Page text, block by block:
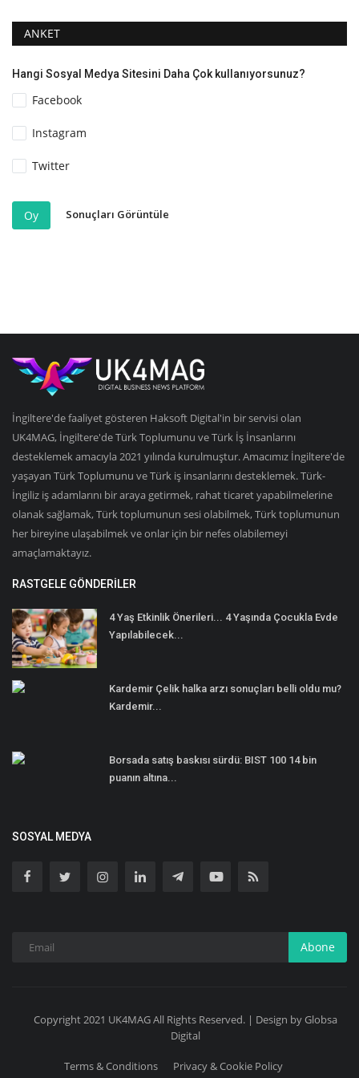
ANKET
Hangi Sosyal Medya Sitesini Daha Çok kullanıyorsunuz?
Facebook
Instagram
Twitter
Oy Sonuçları Görüntüle
İngiltere'de faaliyet gösteren Haksoft Digital'in bir servisi olan
UK4MAG, İngiltere'de Türk Toplumunu ve Türk İş İnsanlarını
desteklemek amacıyla 2021 yılında kurulmuştur. Amacımız İngiltere'de
yaşayan Türk Toplumunu ve Türk iş insanlarını desteklemek. Türk-
İngiliz iş adamlarını bir araya getirmek, rahat ticaret yapabilmelerine
olanak sağlamak, Türk toplumunun sesi olabilmek, Türk toplumunun
her bireyine ulaşabilmek ve onlar için bir nefes olabilemeyi
amaçlamaktayız.
RASTGELE GÖNDERILER
4 Yaş Etkinlik Önerileri... 4 Yaşında Çocukla Evde
Yapılabilecek...
Kardemir Çelik halka arzı sonuçları belli oldu mu?
Kardemir...
Borsada satış baskısı sürdü: BIST 100 14 bin
puanın altına...
SOSYAL MEDYA
Abone
Copyright 2021 UK4MAG All Rights Reserved. | Design by Globsa
Digital
Terms & Conditions Privacy & Cookie Policy